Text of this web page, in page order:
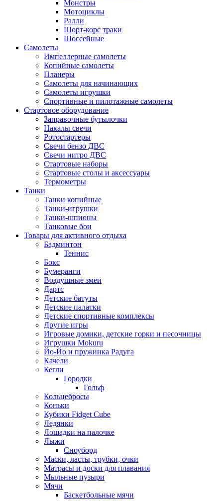
Монстры
Мотоциклы
Ралли
Шорт-корс траки
Шоссейные
Самолеты
Импеллерные самолеты
Копийные самолеты
Планеры
Самолеты для начинающих
Самолеты игрушки
Спортивные и пилотажные самолеты
Стартовое оборудование
Заправочные бутылочки
Накалы свечи
Ротостартеры
Свечи бензо ДВС
Свечи нитро ДВС
Стартовые наборы
Стартовые столы и аксессуары
Термометры
Танки
Танки копийные
Танки-игрушки
Танки-шпионы
Танковые бои
Товары для активного отдыха
Бадминтон
Теннис
Бокс
Бумеранги
Воздушные змеи
Дартс
Детские батуты
Детские палатки
Детские спортивные комплексы
Другие игры
Игровые домики, детские горки и песочницы
Игрушки Mokuru
Йо-Йо и пружинка Радуга
Качели
Кегли
Городки
Гольф
Кольцебросы
Коньки
Кубики Fidget Cube
Ледянки
Лошадки на палочке
Лыжи
Сноуборд
Маски, ласты, трубки, очки
Матрасы и доски для плавания
Мыльные пузыри
Мячи
Баскетбольные мячи